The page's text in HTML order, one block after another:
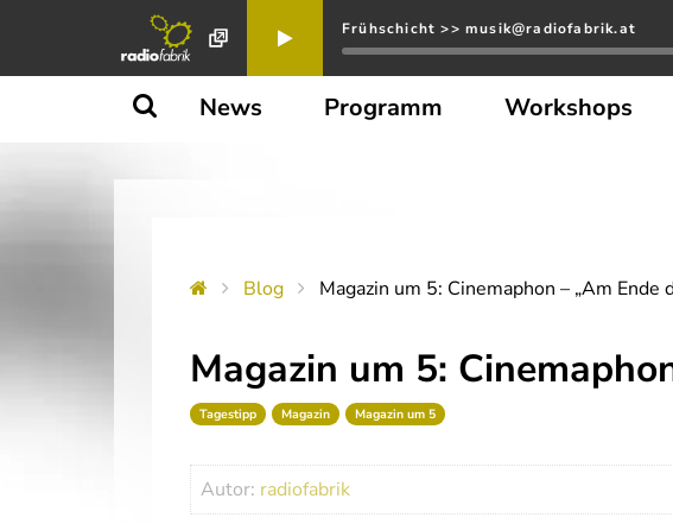
Frühschicht >> musik@radiofabrik.at
News Programm Workshops
Blog Magazin um 5: Cinemaphon – „Am Ende
Magazin um 5:
Tagestipp Magazin Magazin um 5
Autor: radiofabrik